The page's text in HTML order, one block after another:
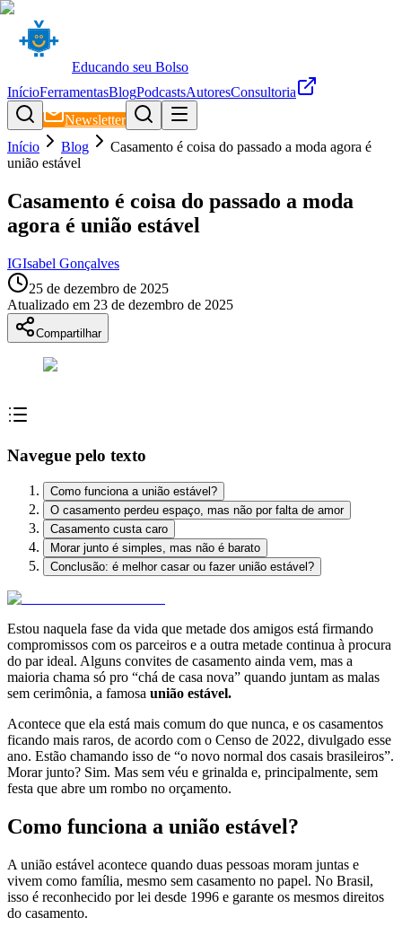
Educando seu Bolso
InícioFerramentasBlogPodcastsAutoresConsultoria
Newsletter
Início
Blog
Casamento é coisa do passado a moda agora é
união estável
Casamento é coisa do passado a moda
agora é união estável
IGIsabel Gonçalves
25 de dezembro de 2025
Atualizado em 23 de dezembro de 2025
Compartilhar
Navegue pelo texto
Como funciona a união estável?
O casamento perdeu espaço, mas não por falta de amor
Casamento custa caro
Morar junto é simples, mas não é barato
Conclusão: é melhor casar ou fazer união estável?
Estou naquela fase da vida que metade dos amigos está firmando
compromissos com os parceiros e a outra metade continua à procura
do par ideal. Alguns convites de casamento ainda vem, mas a
maioria chama só pro “chá de casa nova” quando juntam as malas
sem cerimônia, a famosa união estável.
Acontece que ela está mais comum do que nunca, e os casamentos
ficando mais raros, de acordo com o Censo de 2022, divulgado esse
ano. Estão chamando isso de “o novo normal dos casais brasileiros”.
Morar junto? Sim. Mas sem véu e grinalda e, principalmente, sem
festa que abre um rombo no orçamento.
Como funciona a união estável?
A união estável acontece quando duas pessoas moram juntas e
vivem como família, mesmo sem casamento no papel. No Brasil,
isso é reconhecido por lei desde 1996 e garante os mesmos direitos
do casamento.